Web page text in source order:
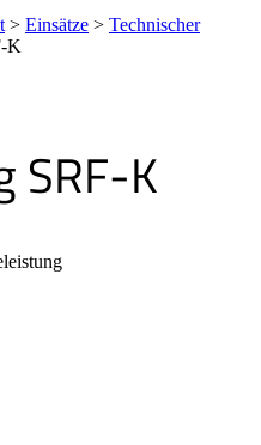
> Einsätze > Technischer
K
SRF-K